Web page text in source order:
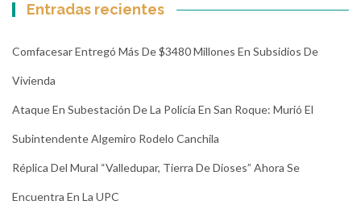
Entradas recientes
Comfacesar Entregó Más De $3480 Millones En Subsidios De
Vivienda
Ataque En Subestación De La Policía En San Roque: Murió El
Subintendente Algemiro Rodelo Canchila
Réplica Del Mural “Valledupar, Tierra De Dioses” Ahora Se
Encuentra En La UPC